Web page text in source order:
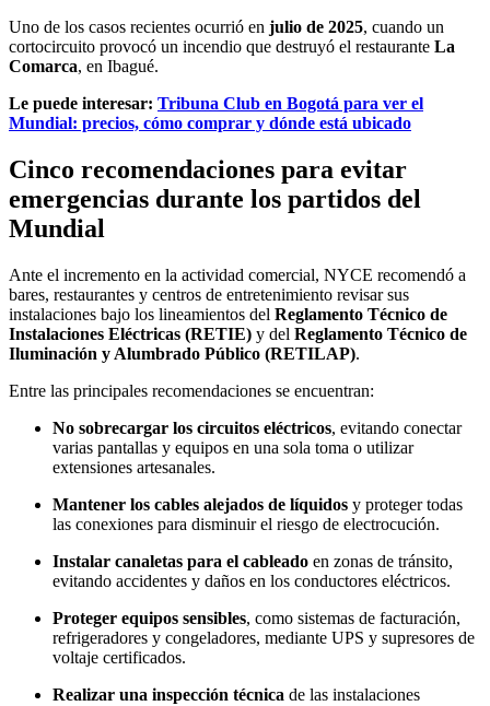
Uno de los casos recientes ocurrió en julio de 2025, cuando un
cortocircuito provocó un incendio que destruyó el restaurante La
Comarca, en Ibagué.
Le puede interesar: Tribuna Club en Bogotá para ver el
Mundial: precios, cómo comprar y dónde está ubicado
Cinco recomendaciones para evitar
emergencias durante los partidos del
Mundial
Ante el incremento en la actividad comercial, NYCE recomendó a
bares, restaurantes y centros de entretenimiento revisar sus
instalaciones bajo los lineamientos del Reglamento Técnico de
Instalaciones Eléctricas (RETIE) y del Reglamento Técnico de
Iluminación y Alumbrado Público (RETILAP).
Entre las principales recomendaciones se encuentran:
No sobrecargar los circuitos eléctricos, evitando conectar
varias pantallas y equipos en una sola toma o utilizar
extensiones artesanales.
Mantener los cables alejados de líquidos y proteger todas
las conexiones para disminuir el riesgo de electrocución.
Instalar canaletas para el cableado en zonas de tránsito,
evitando accidentes y daños en los conductores eléctricos.
Proteger equipos sensibles, como sistemas de facturación,
refrigeradores y congeladores, mediante UPS y supresores de
voltaje certificados.
Realizar una inspección técnica de las instalaciones